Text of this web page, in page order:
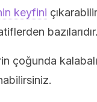
keyfini
bazılarıdır.
çoğunda